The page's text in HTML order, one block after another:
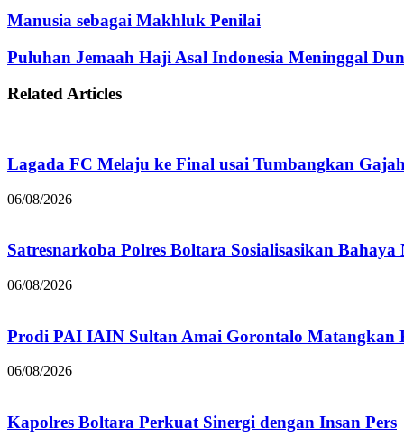
Manusia sebagai Makhluk Penilai
Puluhan Jemaah Haji Asal Indonesia Meninggal
Related Articles
Lagada FC Melaju ke Final usai Tumbangkan
06/08/2026
Satresnarkoba Polres Boltara Sosialisasikan Bahaya
06/08/2026
Prodi PAI IAIN Sultan Amai Gorontalo Matangkan
06/08/2026
Kapolres Boltara Perkuat Sinergi dengan Insan Pers